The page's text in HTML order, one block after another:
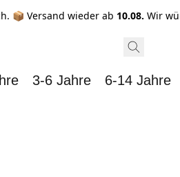
📦 Versand wieder ab 10.08. Wir
3-6 Jahre 6-14 Jahre